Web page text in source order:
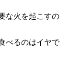
な火を起こすの
べるのはイヤで